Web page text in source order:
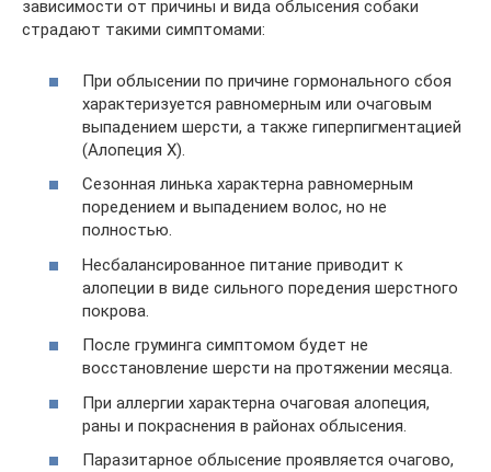
зависимости от причины и вида облысения собаки
страдают такими симптомами:
При облысении по причине гормонального сбоя
характеризуется равномерным или очаговым
выпадением шерсти, а также гиперпигментацией
(Алопеция Х).
Сезонная линька характерна равномерным
поредением и выпадением волос, но не
полностью.
Несбалансированное питание приводит к
алопеции в виде сильного поредения шерстного
покрова.
После груминга симптомом будет не
восстановление шерсти на протяжении месяца.
При аллергии характерна очаговая алопеция,
раны и покраснения в районах облысения.
Паразитарное облысение проявляется очагово,